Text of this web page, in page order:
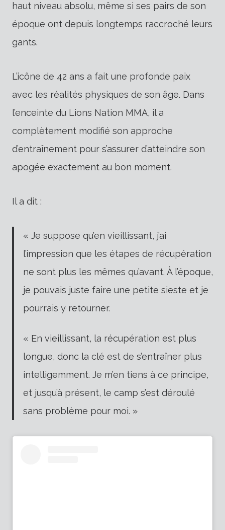
haut niveau absolu, même si ses pairs de son
époque ont depuis longtemps raccroché leurs
gants.
L’icône de 42 ans a fait une profonde paix
avec les réalités physiques de son âge. Dans
l’enceinte du Lions Nation MMA, il a
complètement modifié son approche
d’entraînement pour s’assurer d’atteindre son
apogée exactement au bon moment.
Il a dit :
« Je suppose qu’en vieillissant, j’ai
l’impression que les étapes de récupération
ne sont plus les mêmes qu’avant. À l’époque,
je pouvais juste faire une petite sieste et je
pourrais y retourner.
« En vieillissant, la récupération est plus
longue, donc la clé est de s’entraîner plus
intelligemment. Je m’en tiens à ce principe,
et jusqu’à présent, le camp s’est déroulé
sans problème pour moi. »